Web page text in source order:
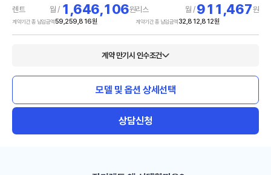
렌트 월 / 1,646,106원
계약기간 총 납입금액59,259,816원
리스 월 / 911,467원
계약기간 총 납입금액32,812,812원
계약 만기시 인수조건
모델 및 옵션 상세선택
상담신청